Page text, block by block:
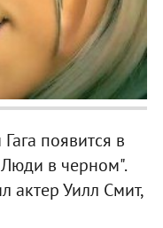
появится в
в черном".
актер Уилл Смит,